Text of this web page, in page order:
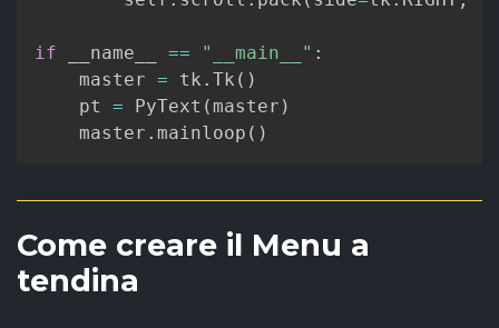
if __name__ == "__main__" :
    master
= tk . Tk ( )
    pt
= PyText ( master )
    master
. mainloop ( )
Come creare il Menu a
tendina